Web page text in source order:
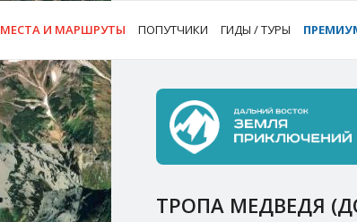
МЕСТА И МАРШРУТЫ ПОПУТЧИКИ ГИДЫ / ТУРЫ
ТРОПА МЕДВЕДЯ